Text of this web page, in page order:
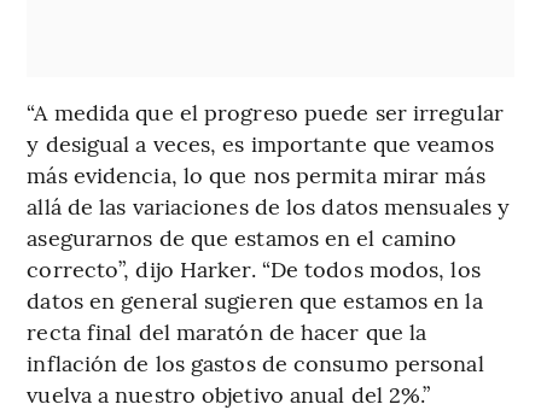
“A medida que el progreso puede ser irregular
y desigual a veces, es importante que veamos
más evidencia, lo que nos permita mirar más
allá de las variaciones de los datos mensuales y
asegurarnos de que estamos en el camino
correcto”, dijo Harker. “De todos modos, los
datos en general sugieren que estamos en la
recta final del maratón de hacer que la
inflación de los gastos de consumo personal
vuelva a nuestro objetivo anual del 2%.”